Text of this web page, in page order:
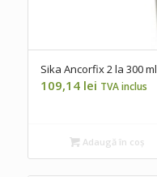
Sika Ancorfix 2 la 300 ml
109,14 lei TVA inclus
Adaugă în coș